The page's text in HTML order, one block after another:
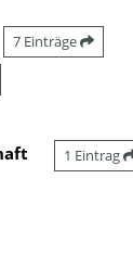
7 Einträge
1 Eintrag